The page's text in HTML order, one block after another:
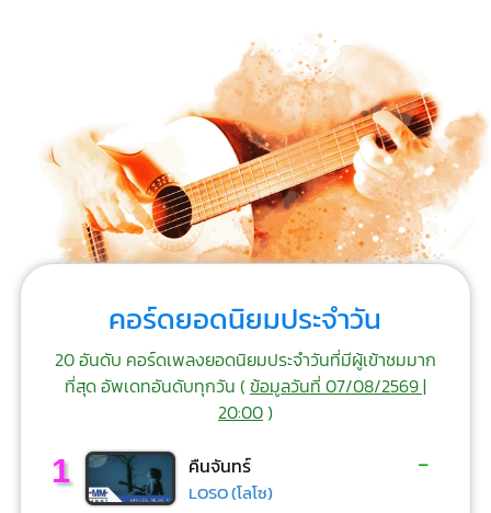
คอร์ดยอดนิยมประจำวัน
20 อันดับ คอร์ดเพลงยอดนิยมประจำวันที่มีผู้เข้าชมมาก
ที่สุด อัพเดทอันดับทุกวัน (ข้อมูลวันที่ 07/08/2569 |
20:00)
1 คืนจันทร์
LOSO (โลโซ)
-